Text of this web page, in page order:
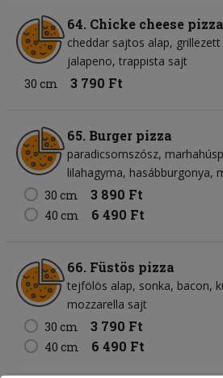
64. Chicke cheese pizza
cheddar sajtos alap
jalapeno trappista sajt
30 cm
3 790 Ft
65. Burger pizza
paradicsomszósz
lilahagyma hasábburgonya
30 cm
3 890 Ft
40 cm 6 490 Ft
66. Füstös pizza
tejfölös alap sonka bacon
mozzarella sajt
30 cm
3 790 Ft
40 cm 6 490 Ft